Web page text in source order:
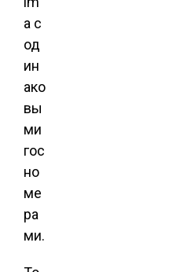
a с
од
ин
ако
вы
ми
гос
но
ме
ра
ми.